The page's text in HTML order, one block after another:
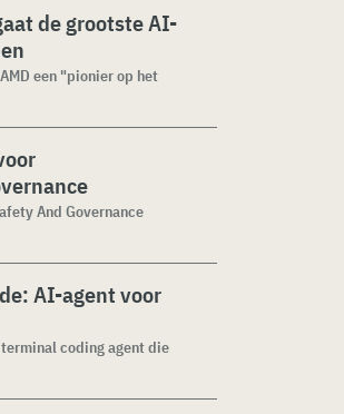
de grootste AI-
een "pionier op het
And Governance
AI-agent voor
coding agent die